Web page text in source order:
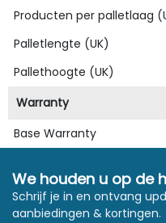
Producten per palletlaag
Palletlengte (UK)
Pallethoogte (UK)
Warranty
Base Warranty
We houden u op de
Schrijf je in en ontvang
aanbiedingen & kortingen.